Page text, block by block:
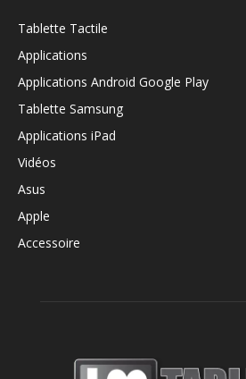
Tablette Tactile
Applications
Applications Android Google Play
Tablette Samsung
Applications iPad
Vidéos
Asus
Apple
Accessoire